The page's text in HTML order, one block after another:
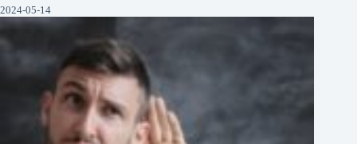
2024-05-14